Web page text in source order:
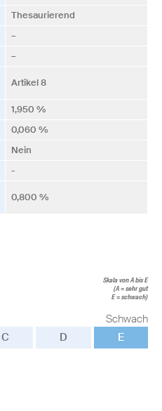
Thesaurierend
–
–
Artikel 8
1,950 %
0,060 %
Nein
-
0,800 %
Skala von A bis E
(A = sehr gut
E = schwach)
Schwach
C D E